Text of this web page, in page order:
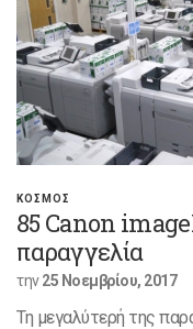
ΚΟΣΜΟΣ
85 Canon
παραγγελία
την25 Νοεμβρίου, 2017
Τη μεγαλύτερή της